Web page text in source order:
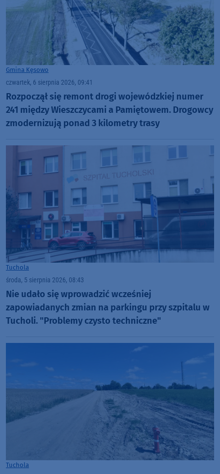
Gmina Kęsowo
czwartek, 6 sierpnia 2026, 09:41
Rozpoczął się remont drogi wojewódzkiej numer
241 między Wieszczycami a Pamiętowem. Drogowcy
zmodernizują ponad 3 kilometry trasy
Tuchola
środa, 5 sierpnia 2026, 08:43
Nie udało się wprowadzić wcześniej
zapowiadanych zmian na parkingu przy szpitalu w
Tucholi. "Problemy czysto techniczne"
Tuchola